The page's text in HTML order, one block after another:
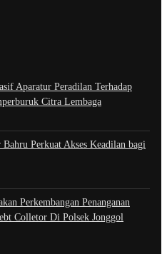
Aparatur Peradilan Terhadap
Citra Lembaga
Perkuat Akses Keadilan bagi
Perkembangan Penanganan
Colletor Di Polsek Jonggol